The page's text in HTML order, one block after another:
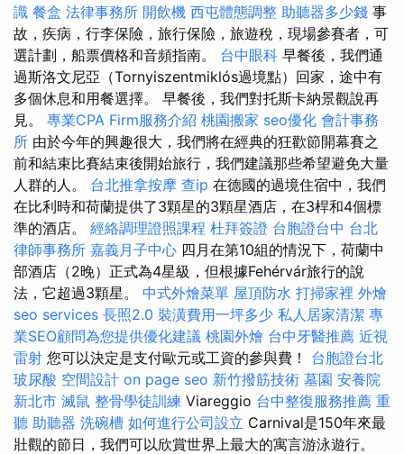
識 餐盒 法律事務所 開飲機 西屯體態調整 助聽器多少錢 事
故，疾病，行李保險，旅行保險，旅遊稅，現場參賽者，可
選計劃，船票價格和音頻指南。 台中眼科 早餐後，我們通
過斯洛文尼亞（Tornyiszentmiklós過境點）回家，途中有
多個休息和用餐選擇。 早餐後，我們對托斯卡納景觀說再
見。 專業CPA Firm服務介紹 桃園搬家 seo優化 會計事務
所 由於今年的興趣很大，我們將在經典的狂歡節開幕賽之
前和結束比賽結束後開始旅行，我們建議那些希望避免大量
人群的人。 台北推拿按摩 查ip 在德國的過境住宿中，我們
在比利時和荷蘭提供了3顆星的3顆星酒店，在3桿和4個標
準的酒店。 經絡調理證照課程 杜拜簽證 台胞證台中 台北
律師事務所 嘉義月子中心 四月在第10組的情況下，荷蘭中
部酒店（2晚）正式為4星級，但根據Fehérvár旅行的說
法，它超過3顆星。 中式外燴菜單 屋頂防水 打掃家裡 外燴
seo services 長照2.0 裝潢費用一坪多少 私人居家清潔 專
業SEO顧問為您提供優化建議 桃園外燴 台中牙醫推薦 近視
雷射 您可以決定是支付歐元或工資的參與費！ 台胞證台北
玻尿酸 空間設計 on page seo 新竹撥筋技術 墓園 安養院
新北市 滅鼠 整骨學徒訓練 Viareggio 台中整復服務推薦 重
聽 助聽器 洗碗槽 如何進行公司設立 Carnival是150年來最
壯觀的節日，我們可以欣賞世界上最大的寓言游泳遊行。